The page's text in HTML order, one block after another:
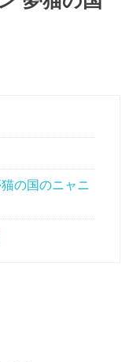
の国のニャニ